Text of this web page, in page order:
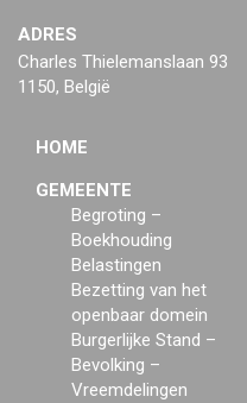
ADRES
Charles Thielemanslaan 93
1150, België
HOME
GEMEENTE
Begroting –
Boekhouding
Belastingen
Bezetting van het
openbaar domein
Burgerlijke Stand –
Bevolking –
Vreemdelingen